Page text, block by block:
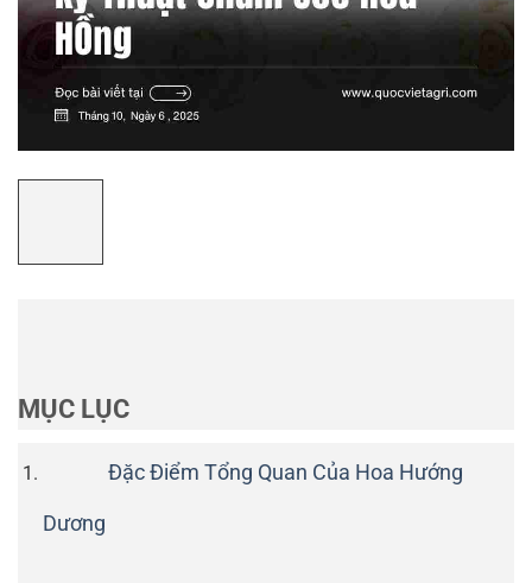
MỤC LỤC
Đặc Điểm Tổng Quan Của Hoa Hướng
Dương